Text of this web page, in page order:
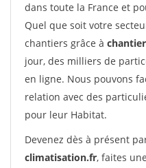
dans toute la France et
Quel que soit votre
chantiers grâce à
jour, des milliers de
en ligne. Nous pouvons
relation avec des
pour leur Habitat.
Devenez dès à présent
climatisation.fr, faites